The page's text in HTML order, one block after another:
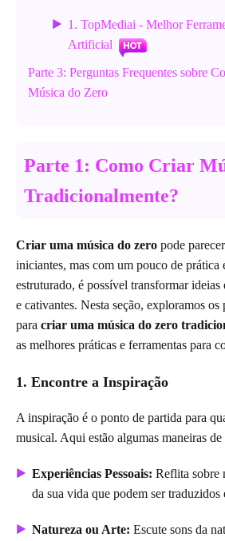
1. TopMediai - Melhor
Artificial
Parte 3: Perguntas Frequentes sobre
Música do Zero
Parte 1: Como Criar
Tradicionalmente?
Criar uma música do zero pode
iniciantes, mas com um pouco de prática
estruturado, é possível transformar ideias
e cativantes. Nesta seção, exploramos os
para criar uma música do zero
as melhores práticas e ferramentas para
1. Encontre a Inspiração
A inspiração é o ponto de partida para
musical. Aqui estão algumas maneiras
Experiências Pessoais: Reflita sobre
da sua vida que podem ser traduzidos
Natureza ou Arte: Escute sons da